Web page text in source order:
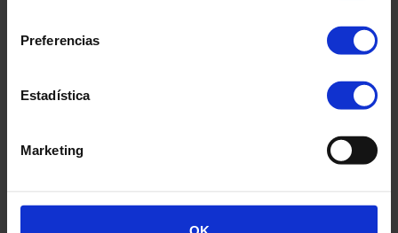
Preferencias
Estadística
Marketing
servicios de análisis forense le permitirán
identificar la fuente de la amenaza. Asimismo,
garantizarán que los datos de su empresa